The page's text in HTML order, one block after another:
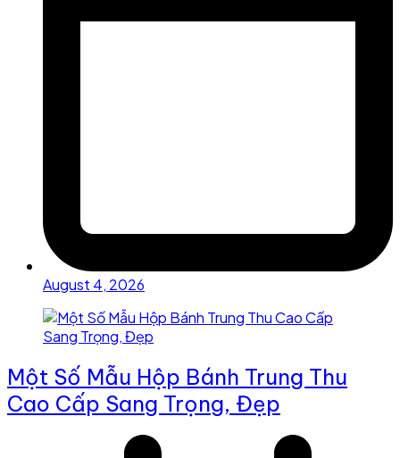
August 4, 2026
Một Số Mẫu Hộp Bánh Trung Thu
Cao Cấp Sang Trọng, Đẹp